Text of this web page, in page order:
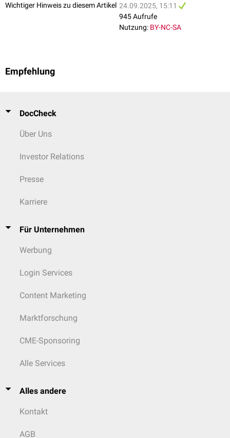
Wichtiger Hinweis zu diesem Artikel 24.09.2025, 15:11
945 Aufrufe
Nutzung: BY-NC-SA
Empfehlung
DocCheck
Über Uns
Investor Relations
Presse
Karriere
Für Unternehmen
Werbung
Login Services
Content Marketing
Marktforschung
CME-Sponsoring
Alle Services
Alles andere
Kontakt
AGB